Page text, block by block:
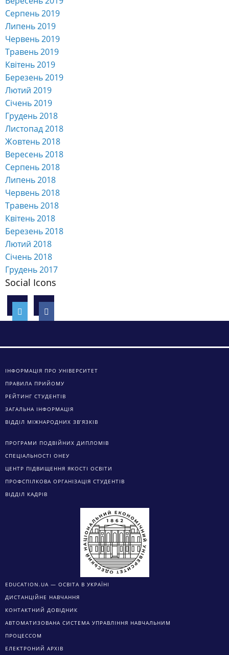
Червень 2019
Травень 2019
Квітень 2019
Березень 2019
Лютий 2019
Січень 2019
Грудень 2018
Листопад 2018
Жовтень 2018
Вересень 2018
Серпень 2018
Липень 2018
Червень 2018
Травень 2018
Квітень 2018
Березень 2018
Лютий 2018
Січень 2018
Грудень 2017
Social Icons
ПРОГРАМИ ПОДВІЙНИХ ДИПЛОМІВ
СПЕЦІАЛЬНОСТІ ОНЕУ
EDUCATION.UA — ОСВІТА В УКРАЇНІ